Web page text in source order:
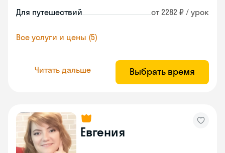
Для путешествий от 2282 ₽ / урок
Все услуги и цены (5)
Читать дальше Выбрать время
Евгения